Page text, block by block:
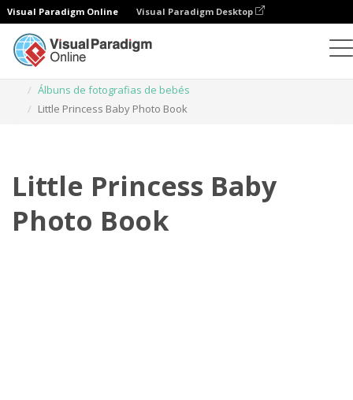
Visual Paradigm Online Visual Paradigm Desktop
Álbuns de fotografias de bebés
Little Princess Baby Photo Book
Little Princess Baby
Photo Book